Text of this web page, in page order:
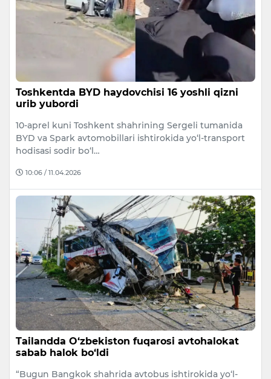
Toshkentda BYD haydovchisi 16 yoshli qizni
urib yubordi
10-aprel kuni Toshkent shahrining Sergeli tumanida
BYD va Spark avtomobillari ishtirokida yo‘l-transport
hodisasi sodir bo‘l…
10:06 / 11.04.2026
Tailandda O‘zbekiston fuqarosi avtohalokat
sabab halok bo‘ldi
“Bugun Bangkok shahrida avtobus ishtirokida yo‘l-